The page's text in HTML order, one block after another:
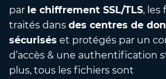
par le chiffrement SSL/TLS, les
traités dans des centres de
sécurisés et protégés par un
d’accès & une authentification
plus, tous les fichiers sont